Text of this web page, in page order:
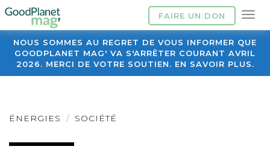
FAIRE UN DON
NOUS SOMMES AU REGRET DE VOUS INFORMER QUE
GOODPLANET MAG' VA S'ARRÊTER COURANT AVRIL
2026. MERCI DE VOTRE SOUTIEN. EN SAVOIR PLUS.
ÉNERGIES SOCIÉTÉ